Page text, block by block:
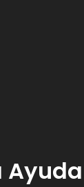
Ayuda